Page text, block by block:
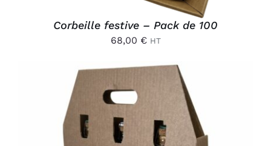
Corbeille festive – Pack de 100
68,00 € HT